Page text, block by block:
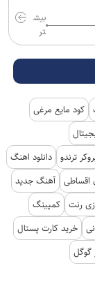
بیش
تر
کود مایع مرغی
ترندو دانلود اهنگ
اقساطی آهنگ جدید
رنت کمپینگ
خرید کارت پستال
گوگل